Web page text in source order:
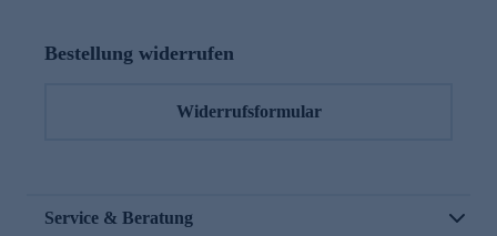
Bestellung widerrufen
Widerrufsformular
Service & Beratung